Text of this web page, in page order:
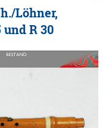
Löhner,
und R 30